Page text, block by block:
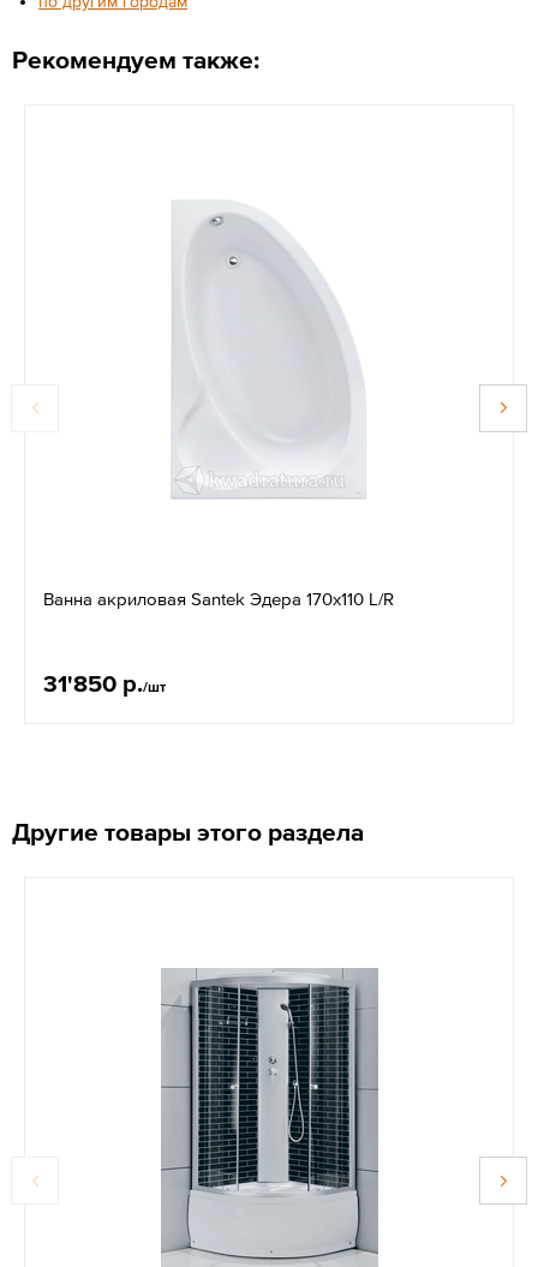
Рекомендуем также:
Ванна акриловая Santek Эдера 170х110 L/R
31'850 р./шт
Другие товары этого раздела